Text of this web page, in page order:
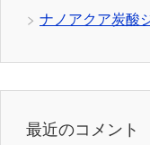
ナノアクア炭酸
最近のコメント